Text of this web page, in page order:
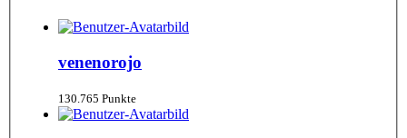
venenorojo
130.765 Punkte